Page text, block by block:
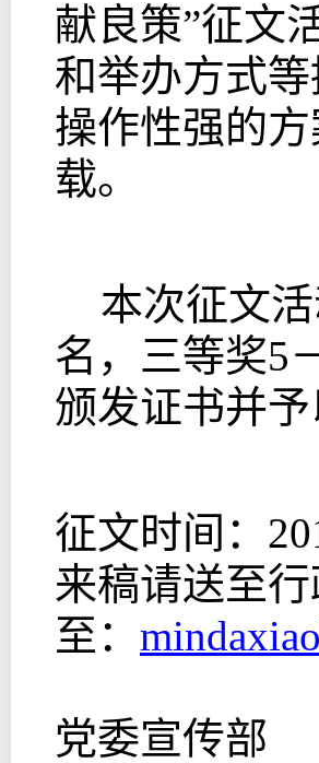
献良策”征文
和举办方式
操作性强的
载。
本次征文
名，三等奖5
颁发证书并予
征文时间：
来稿请送至
至：
党委宣传部